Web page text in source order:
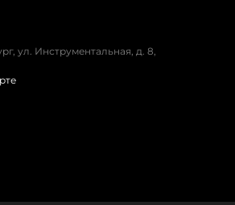
ул. Инструментальная, д. 8,